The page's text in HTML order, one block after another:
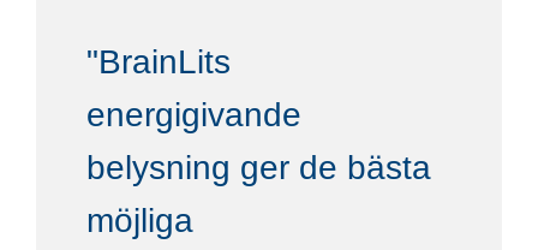
"BrainLits
energigivande
belysning ger de bästa
möjliga